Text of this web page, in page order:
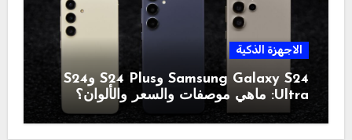
الاجهزة الذكية
Samsung Galaxy S24 وS24 Plus وS24
Ultra: ماهي موصفات والسعر والألوان؟